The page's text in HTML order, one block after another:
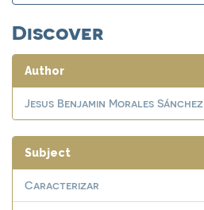
Discover
Author
Jesus Benjamin Morales Sánchez
Subject
Caracterizar